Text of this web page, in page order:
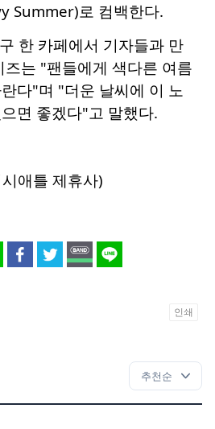
Summer)로 컴백한다.
한 카페에서 기자들과 만
즈는 "팬들에게 색다른 여름
다"며 "더운 날씨에 이 노
면 좋겠다"고 말했다.
애틀 제휴사)
인쇄